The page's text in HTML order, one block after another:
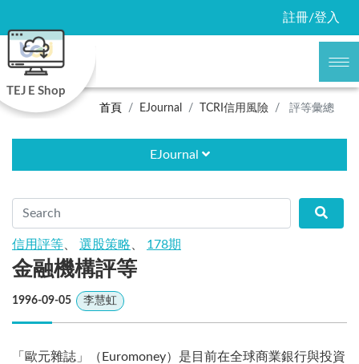
註冊/登入
TEJ E Shop
首頁
EJournal TCRI信用風險 評等彙總
EJournal
信用評等 選股策略 178期
金融機構評等
1996-09-05 李慧虹
「歐元雜誌」（Euromoney）是目前在全球商業銀行與投資